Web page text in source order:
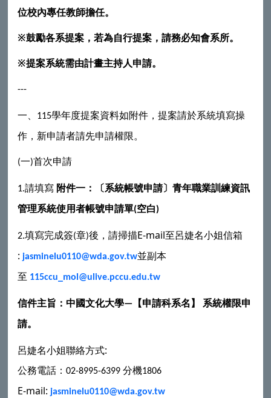
位校內專任教師擔任。
※鼓勵各系提案，若為自行提案，請務必知會系所。
※提案系統需由計畫主持人申請。
---
一、 115學年度提案資料如附件，提案請於系統填寫操
作，新申請者請先申請權限。
(一)首次申請
1.請填寫 附件一：〔系統帳號申請〕青年職業訓練資訊
管理系統使用者帳號申請單(空白)
2.填寫完成簽(章)後，請掃描E-mail至呂婕名小姐信箱
:jasminelu0110@wda.gov.tw並副本
至 115ccu_mol@ulive.pccu.edu.tw
信件主旨：中國文化大學— 【申請科系名】
系統權限申
請。
呂婕名小姐聯絡方式:
公務電話：02-8995-6399分機1806
E-mail:jasminelu0110@wda.gov.tw